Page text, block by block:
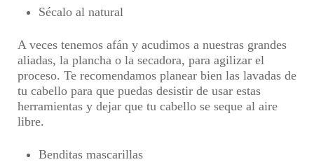
Sécalo al natural
A veces tenemos afán y acudimos a nuestras grandes
aliadas, la plancha o la secadora, para agilizar el
proceso. Te recomendamos planear bien las lavadas de
tu cabello para que puedas desistir de usar estas
herramientas y dejar que tu cabello se seque al aire
libre.
Benditas mascarillas